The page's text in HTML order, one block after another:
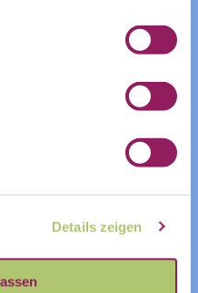
Details zeigen